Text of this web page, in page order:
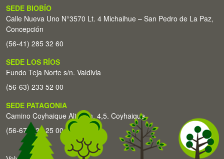
SEDE BIOBÍO
Calle Nueva Uno N°3570 Lt. 4 Michaihue – San Pedro de La Paz,
Concepción
(56-41) 285 32 60
SEDE LOS RÍOS
Fundo Teja Norte s/n. Valdivia
(56-63) 233 52 00
SEDE PATAGONIA
Camino Coyhaique Alto Km. 4,5. Coyhaique
(56-67) 226 25 00